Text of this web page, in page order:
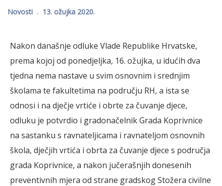
Novosti 13. ožujka 2020.
Nakon današnje odluke Vlade Republike Hrvatske,
prema kojoj od ponedjeljka, 16. ožujka, u idućih dva
tjedna nema nastave u svim osnovnim i srednjim
školama te fakultetima na području RH, a ista se
odnosi i na dječje vrtiće i obrte za čuvanje djece,
odluku je potvrdio i gradonačelnik Grada Koprivnice
na sastanku s ravnateljicama i ravnateljom osnovnih
škola, dječjih vrtića i obrta za čuvanje djece s područja
grada Koprivnice, a nakon jučerašnjih donesenih
preventivnih mjera od strane gradskog Stožera civilne